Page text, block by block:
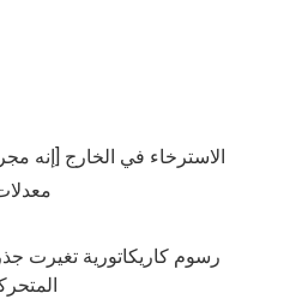
الاسترخاء في الخارج [إنه